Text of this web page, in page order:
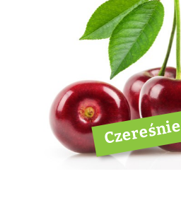
Czereśnie